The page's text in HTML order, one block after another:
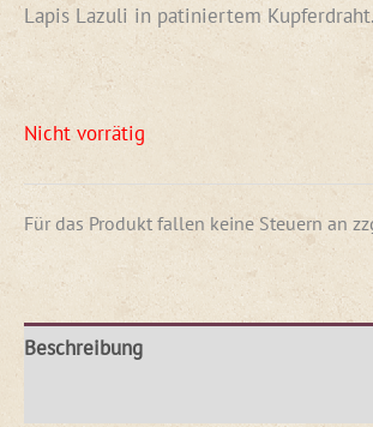
Lapis Lazuli in patiniertem Kupferdraht.
Nicht vorrätig
Für das Produkt fallen keine Steuern an
Beschreibung